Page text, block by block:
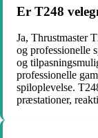
Er T248
Ja, Thrustmaster
og professionelle
og
professionelle
spiloplevelse.
præstationer,